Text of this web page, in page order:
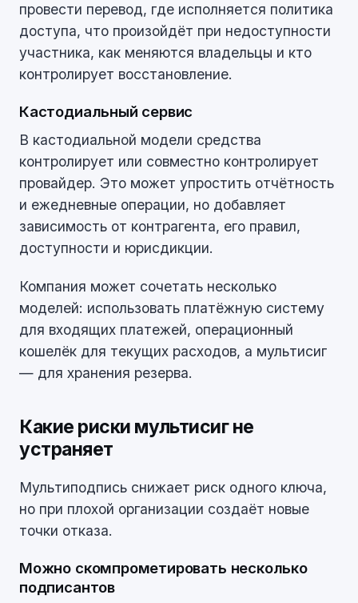
провести перевод, где исполняется политика
доступа, что произойдёт при недоступности
участника, как меняются владельцы и кто
контролирует восстановление.
Кастодиальный сервис
В кастодиальной модели средства
контролирует или совместно контролирует
провайдер. Это может упростить отчётность
и ежедневные операции, но добавляет
зависимость от контрагента, его правил,
доступности и юрисдикции.
Компания может сочетать несколько
моделей: использовать платёжную систему
для входящих платежей, операционный
кошелёк для текущих расходов, а мультисиг
— для хранения резерва.
Какие риски мультисиг не
устраняет
Мультиподпись снижает риск одного ключа,
но при плохой организации создаёт новые
точки отказа.
Можно скомпрометировать несколько
подписантов